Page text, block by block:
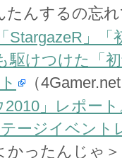
んするの忘
StargazeR」
駆けつけた「
（
2010」レポー
ージイベント
かったんじゃ